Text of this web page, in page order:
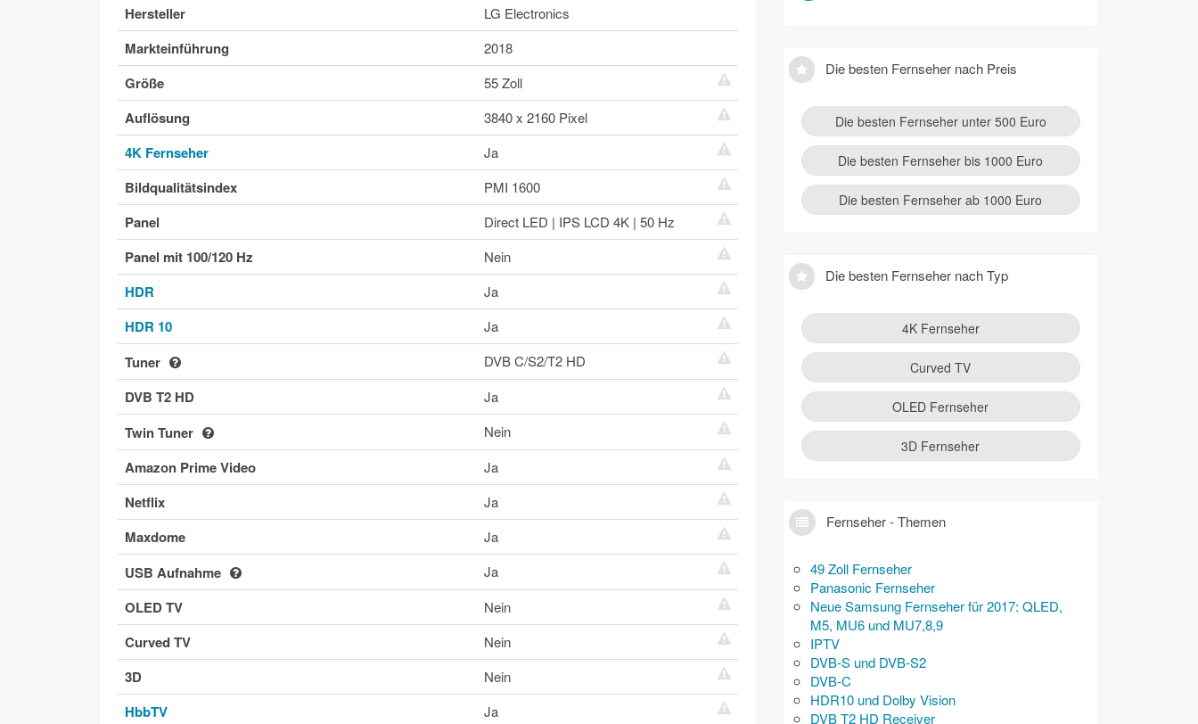
Hersteller
LG Electronics
Markteinführung 2018
Größe 55 Zoll
Auflösung 3840 x 2160 Pixel
4K Fernseher Ja
Bildqualitätsindex PMI 1600
Panel Direct LED | IPS LCD 4K | 50 Hz
Panel mit 100/120 Hz Nein
HDR Ja
HDR 10 Ja
Tuner DVB C/S2/T2 HD
DVB T2 HD Ja
Twin Tuner Nein
Amazon Prime Video Ja
Netflix Ja
Maxdome Ja
USB Aufnahme Ja
OLED TV Nein
Curved TV Nein
3D Nein
HbbTV Ja
Die besten Fernseher nach Preis
Die besten Fernseher unter 500 Euro
Die besten Fernseher bis 1000 Euro
Die besten Fernseher ab 1000 Euro
Die besten Fernseher nach Typ
4K Fernseher
Curved TV
OLED Fernseher
3D Fernseher
Fernseher - Themen
49 Zoll Fernseher
Panasonic Fernseher
Neue Samsung Fernseher für 2017: QLED,
M5, MU6 und MU7,8,9
IPTV
DVB-S und DVB-S2
DVB-C
HDR10 und Dolby Vision
DVB T2 HD Receiver